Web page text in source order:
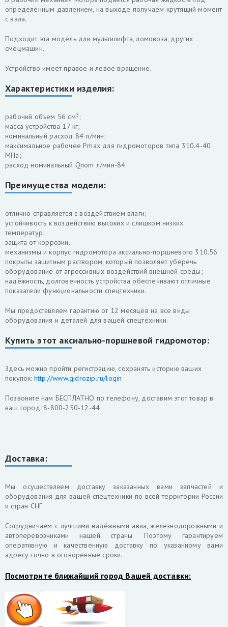
определённым давлением, на выходе получаем крутящий момент
с вала.
Подходит эта модель для мультилифта, ломовоза, других
смецмашин.
Устройство имеет правое и левое вращение.
Характеристики изделия:
рабочий объем 56 см³;
масса устройства 17 кг;
номинальный расход 84 л/мин;
максимальное рабочее Pmax для гидромоторов типа 310.4-40
МПа;
расход номинальный Qnom л/мин-84.
Преимущества модели:
отлично справляется с воздействием влаги;
устойчивость к воздействию высоких и слишком низких
температур;
защита от коррозии.
механизмы и корпус гидромотора аксиально-поршневого 310.56
покрыты защитным раствором, который позволяет уберечь
оборудование от агрессивных воздействий внешней среды;
надёжность, долговечность устройства обеспечивают отличные
показатели функциональности спецтехники.
Мы предоставляем гарантию от 12 месяцев на все виды
оборудования и деталей для вашей спецтехники.
Купить этот аксиально-поршневой гидромотор:
Здесь можно пройти регистрацию, сохранять историю ваших
покупок: http://www.gidrozip.ru/login
Позвоните нам БЕСПЛАТНО по телефону, доставим этот товар в
ваш город: 8-800-250-12-44
Доставка:
Мы осуществляем доставку заказанных вами запчастей и
оборудования для вашей спецтехники по всей территории России
и стран СНГ.
Cотрудничаем с лучшими надёжными авиа, железнодорожными и
автоперевозчиками нашей страны. Поэтому гарантируем
оперативную и качественную доставку по указанному вами
адресу точно в оговоренные сроки.
Посмотрите ближайший город Вашей доставки: